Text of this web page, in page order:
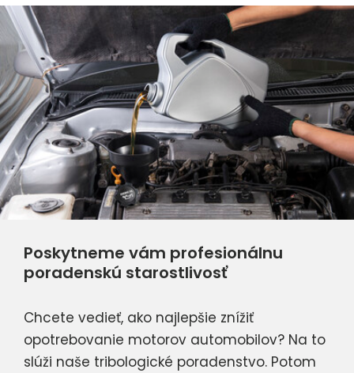
Poskytneme vám profesionálnu
poradenskú starostlivosť
Chcete vedieť, ako najlepšie znížiť
opotrebovanie motorov automobilov? Na to
slúži naše tribologické poradenstvo. Potom